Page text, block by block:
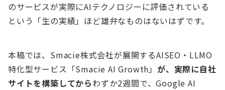
のサービスが実際にAIテクノロジーに評価されている
という「生の実績」ほど雄弁なものはないはずです。
本稿では、Smacie株式会社が展開するAISEO・LLMO
特化型サービス「Smacie AI Growth」 が、実際に自社
サイトを構築してからわずか2週間で、Google AI